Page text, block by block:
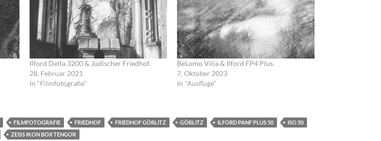
Ilford Delta 3200 & Jüdischer Friedhof.
28. Februar 2021
In "Filmfotografie"
BeLomo Vilia & Ilford FP4 Plus.
7. Oktober 2023
In "Ausflüge"
FILMFOTOGRAFIE FRIEDHOF FRIEDHOF GÖRLITZ GÖRLITZ ILFORD PANF PLUS 50
ISO 50
ZEISS IKON BOX TENGOR